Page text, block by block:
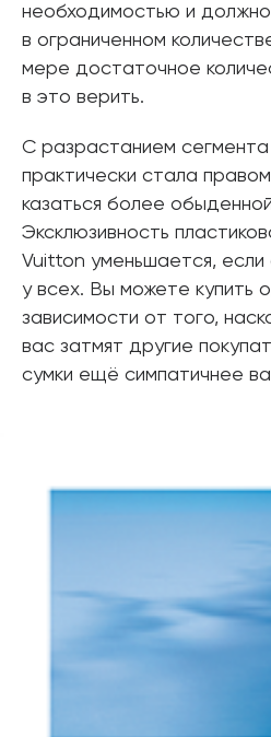
необходимостью и
в ограниченном
мере достаточное
в это верить.
С разрастанием
практически стала
казаться более
Эксклюзивность
Vuitton уменьшается, если
у всех. Вы можете купить
зависимости от того,
вас затмят другие
сумки ещё симпатичнее